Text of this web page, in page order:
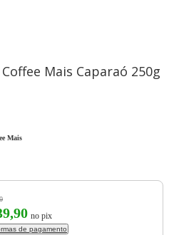
Mais Caparaó 250g
Mais
no pix
de pagamento